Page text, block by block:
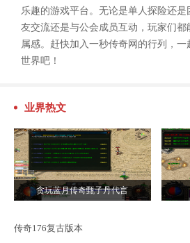
乐趣的游戏平台。无论是单人探险还
友交流还是与公会成员互动，玩家们都
属感。赶快加入一秒传奇网的行列，一
世界吧！
业界热文
贪玩蓝月传奇甄子丹代言
传奇176复古版本